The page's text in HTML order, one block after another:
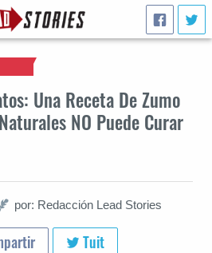
Una Receta De Zumo
NO Puede Curar
por: Redacción Lead Stories
Tuit